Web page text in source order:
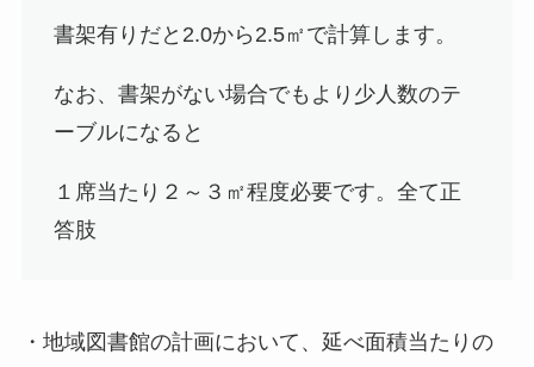
書架有りだと2.0から2.5㎡で計算します。
なお、書架がない場合でもより少人数のテ
ーブルになると
１席当たり２～３㎡程度必要です。全て正
答肢
・地域図書館の計画において、延べ面積当たりの